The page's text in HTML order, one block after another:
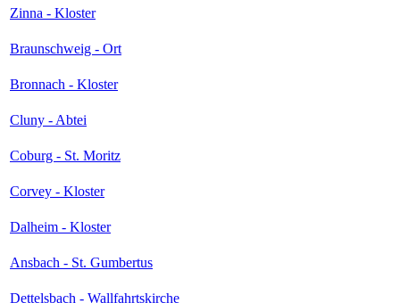
Zinna - Kloster
Braunschweig - Ort
Bronnach - Kloster
Cluny - Abtei
Coburg - St. Moritz
Corvey - Kloster
Dalheim - Kloster
Ansbach - St. Gumbertus
Dettelsbach - Wallfahrtskirche